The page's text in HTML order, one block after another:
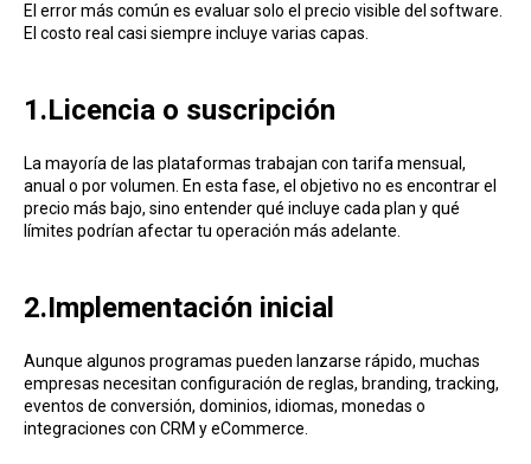
El error más común es evaluar solo el precio visible del software.
El costo real casi siempre incluye varias capas.
1.Licencia o suscripción
La mayoría de las plataformas trabajan con tarifa mensual,
anual o por volumen. En esta fase, el objetivo no es encontrar el
precio más bajo, sino entender qué incluye cada plan y qué
límites podrían afectar tu operación más adelante.
2.Implementación inicial
Aunque algunos programas pueden lanzarse rápido, muchas
empresas necesitan configuración de reglas, branding, tracking,
eventos de conversión, dominios, idiomas, monedas o
integraciones con CRM y eCommerce.